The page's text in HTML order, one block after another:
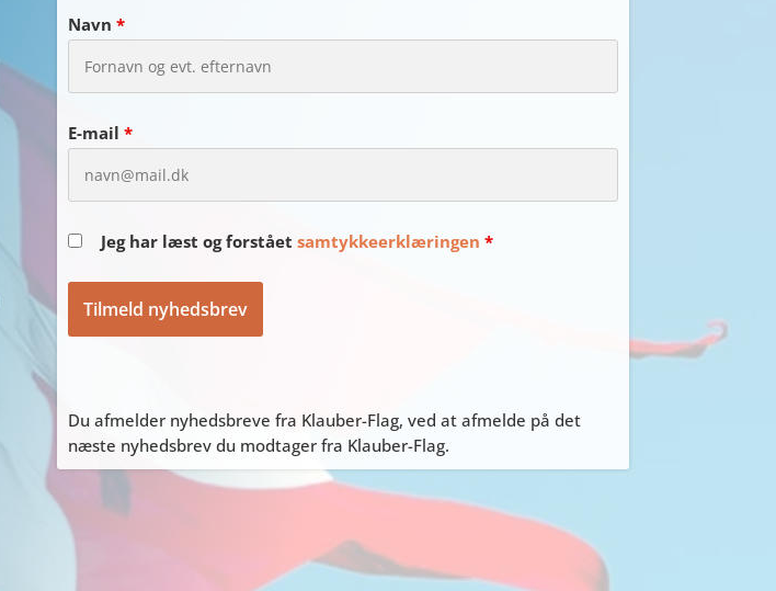
Navn*
E-mail*
Jeg har læst og forståetsamtykkeerklæringen *
Du afmelder nyhedsbreve fra Klauber-Flag, ved at afmelde på det
næste nyhedsbrev du modtager fra Klauber-Flag.